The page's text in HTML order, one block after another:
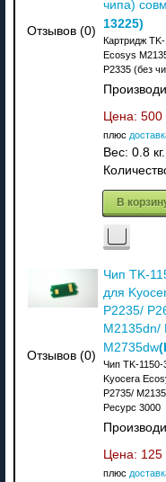
Отзывов (0)
чипа)
13225)
Картридж
Ecosys
P2335 (без
Цена: 500
плюс
Вес: 0.8 кг.
В
Отзывов (0)
Чип TK-
для
P2235/
M2135dn/
M2735dw
Чип TK-1150-
Kyocera
P2735/
Ресурс 3000
Цена: 125
плюс